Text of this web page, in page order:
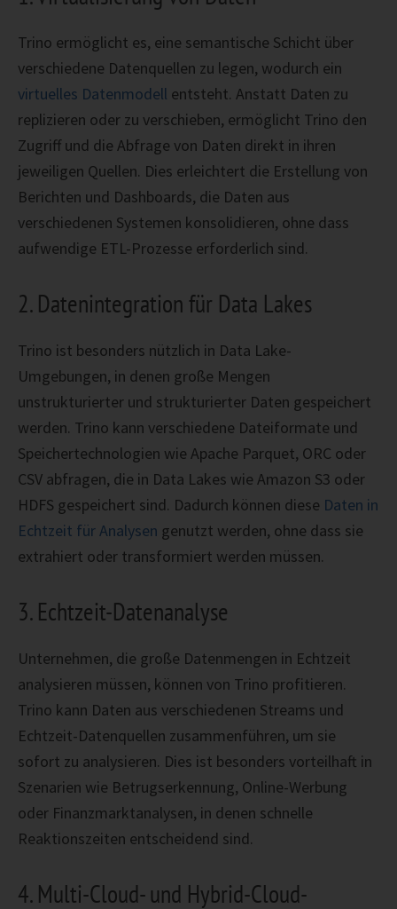
Trino ermöglicht es, eine semantische Schicht über
verschiedene Datenquellen zu legen, wodurch ein
virtuelles Datenmodell entsteht. Anstatt Daten zu
replizieren oder zu verschieben, ermöglicht Trino den
Zugriff und die Abfrage von Daten direkt in ihren
jeweiligen Quellen. Dies erleichtert die Erstellung von
Berichten und Dashboards, die Daten aus
verschiedenen Systemen konsolidieren, ohne dass
aufwendige ETL-Prozesse erforderlich sind.
2. Datenintegration für Data Lakes
Trino ist besonders nützlich in Data Lake-
Umgebungen, in denen große Mengen
unstrukturierter und strukturierter Daten gespeichert
werden. Trino kann verschiedene Dateiformate und
Speichertechnologien wie Apache Parquet, ORC oder
CSV abfragen, die in Data Lakes wie Amazon S3 oder
HDFS gespeichert sind. Dadurch können diese Daten in
Echtzeit für Analysen genutzt werden, ohne dass sie
extrahiert oder transformiert werden müssen.
3. Echtzeit-Datenanalyse
Unternehmen, die große Datenmengen in Echtzeit
analysieren müssen, können von Trino profitieren.
Trino kann Daten aus verschiedenen Streams und
Echtzeit-Datenquellen zusammenführen, um sie
sofort zu analysieren. Dies ist besonders vorteilhaft in
Szenarien wie Betrugserkennung, Online-Werbung
oder Finanzmarktanalysen, in denen schnelle
Reaktionszeiten entscheidend sind.
4. Multi-Cloud- und Hybrid-Cloud-